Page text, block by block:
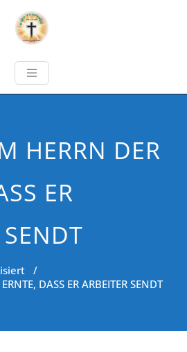
HERRN DER
ER
/
DASS ER ARBEITER SENDT